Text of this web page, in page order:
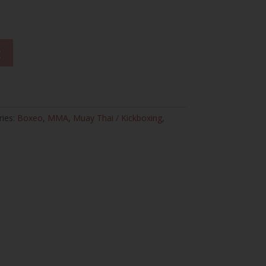
Boxeo, MMA, Muay Thai / Kickboxing,